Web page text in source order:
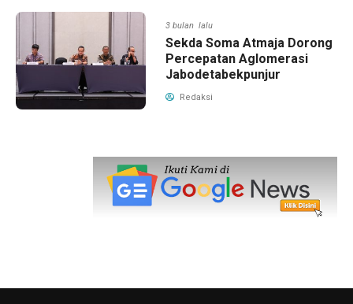
3 bulan lalu
Sekda Soma Atmaja Dorong
Percepatan Aglomerasi
Jabodetabekpunjur
Redaksi